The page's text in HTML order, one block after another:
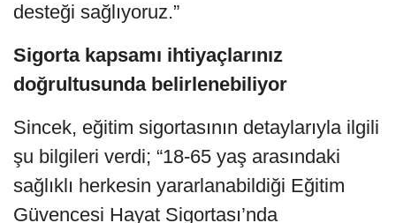
desteği sağlıyoruz.”
Sigorta kapsamı ihtiyaçlarınız
doğrultusunda belirlenebiliyor
Sincek, eğitim sigortasının detaylarıyla ilgili
şu bilgileri verdi; “18-65 yaş arasındaki
sağlıklı herkesin yararlanabildiği Eğitim
Güvencesi Hayat Sigortası’nda